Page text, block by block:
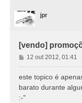
jpr
[vendo]
M
e
n
a
12 out 2012, 01:41
este topico é
barato durante
:-"